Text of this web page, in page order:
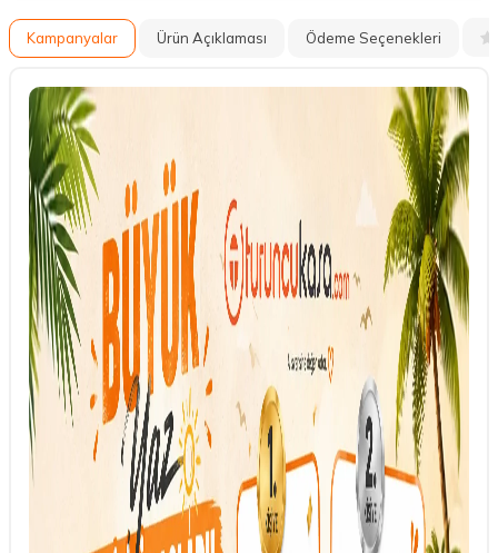
Kampanyalar Ürün Açıklaması Ödeme Seçenekleri